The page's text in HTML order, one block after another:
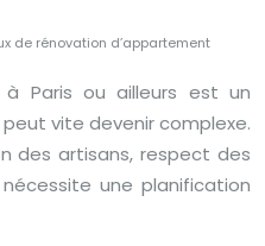
de rénovation d’appartement
Paris ou ailleurs est un
vite devenir complexe.
des artisans, respect des
une planification